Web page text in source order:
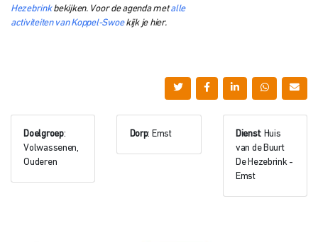
Hezebrinkbekijken. Voor de agenda metalle
activiteiten van Koppel-Swoekijk je hier.
Doelgroep:
Volwassenen,
Ouderen
Dorp: Emst Dienst: Huis
van de Buurt
De Hezebrink -
Emst